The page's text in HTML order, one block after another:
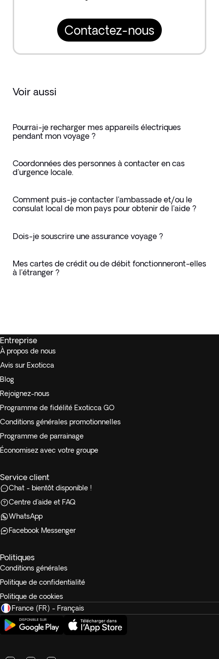
Contactez-nous
Voir aussi
Pourrai-je recharger mes appareils électriques
pendant mon voyage ?
Coordonnées des personnes à contacter en cas
d'urgence locale.
Comment puis-je contacter l'ambassade et/ou le
consulat local de mon pays pour obtenir de l'aide ?
Dois-je souscrire une assurance voyage ?
Mes cartes de crédit ou de débit fonctionneront-elles
à l'étranger ?